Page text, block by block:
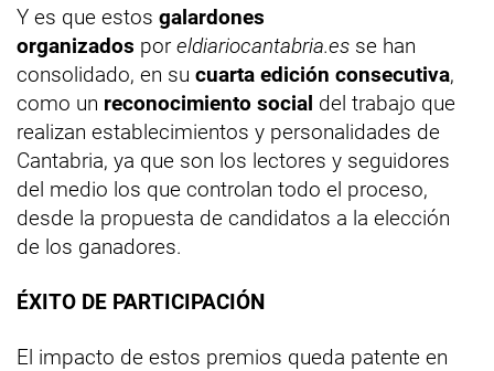
Y es que estos galardones
organizados por eldiariocantabria.es se han
consolidado, en su cuarta edición consecutiva,
como un reconocimiento social del trabajo que
realizan establecimientos y personalidades de
Cantabria, ya que son los lectores y seguidores
del medio los que controlan todo el proceso,
desde la propuesta de candidatos a la elección
de los ganadores.
ÉXITO DE PARTICIPACIÓN
El impacto de estos premios queda patente en